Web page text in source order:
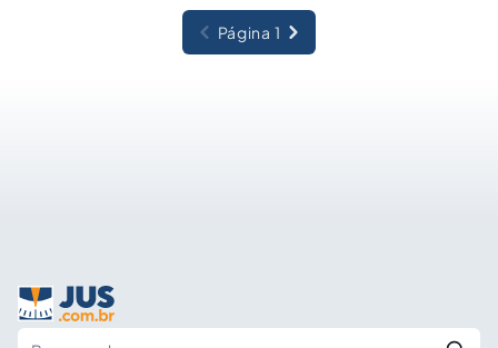
sustentando nos princípios da universalidade, da
capacidade contributiva e da isonomia.
Página 1